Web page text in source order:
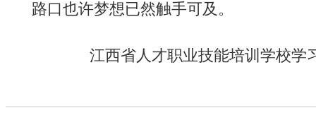
路口也许梦想已然触手可及。
江西省人才职业技能培训学校